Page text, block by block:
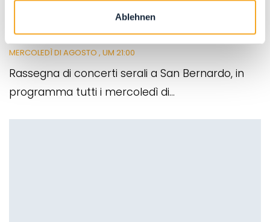
Ablehnen
RABBI IN MUSICA
MERCOLEDÌ DI AGOSTO , UM 21:00
Rassegna di concerti serali a San Bernardo, in
programma tutti i mercoledì di...